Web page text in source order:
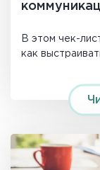
В этом чек-
как